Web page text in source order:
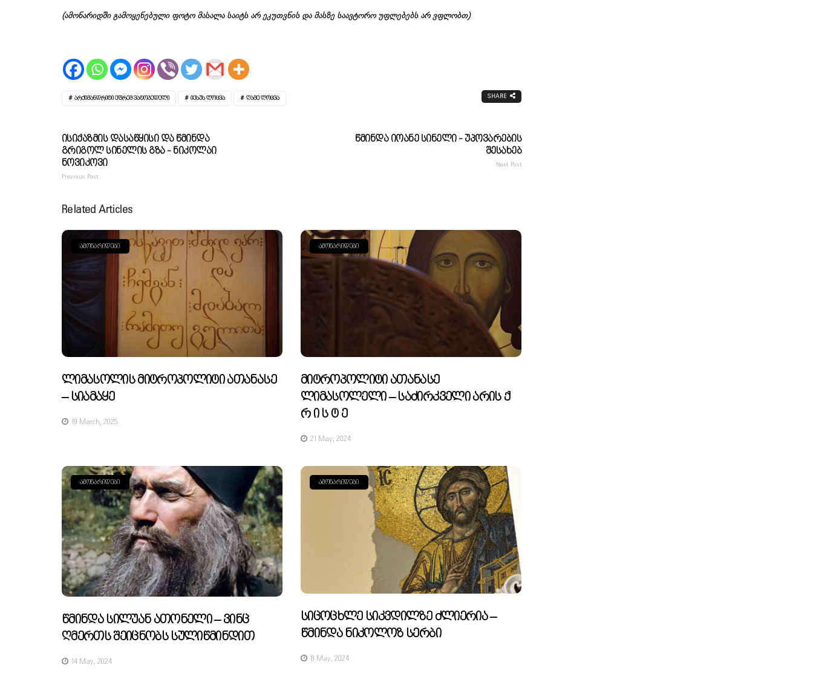
(ამონარიდში გამოყენებული ფოტო მასალა საიტს არ ეკუთვნის და მასზე საავტორო უფლებებს არ ვფლობთ)
ᲐᲠᲥᲘᲛᲐᲜᲓᲠᲘᲢᲘ ᲔᲤᲠᲔᲛ ᲕᲐᲢᲝᲞᲔᲓᲔᲚᲘ ᲘᲔᲡᲣᲡ ᲚᲝᲪᲕᲐ ᲦᲐᲛᲔ ᲚᲝᲪᲕᲐ SHARE
Ისიქაზმის Დასაწყისი Და Წმინდა
Გრიგოლ Სინელის Გზა - Ნიკოლაი
Ნოვიკოვი
Previous Post
Წმინდა Იოანე Სინელი - Უპოვარების
Შესახებ
Next Post
Related Articles
ᲐᲛᲝᲜᲐᲠᲘᲓᲔᲑᲘ
Ლიმასოლის Მიტროპოლიტი Ათანასე
– Სიამაყე
19 March, 2025
ᲐᲛᲝᲜᲐᲠᲘᲓᲔᲑᲘ
Მიტროპოლიტი Ათანასე
Ლიმასოლელი – Საძირკველი Არის Ქ
Რ Ი Ს Ტ Ე
21 May, 2024
ᲐᲛᲝᲜᲐᲠᲘᲓᲔᲑᲘ
Წმინდა Სილუან Ათონელი – Ვინც
Ღმერთს Შეიცნობს Სულიწმინდით
14 May, 2024
ᲐᲛᲝᲜᲐᲠᲘᲓᲔᲑᲘ
Სიცოცხლე Სიკვდილზე Ძლიერია –
Წმინდა Ნიკოლოზ Სერბი
8 May, 2024